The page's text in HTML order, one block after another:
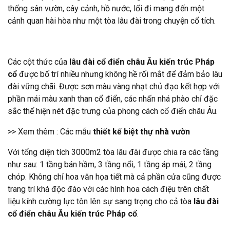
thống sân vườn, cây cảnh, hồ nước, lối đi mang đến một
cảnh quan hài hòa như một tòa lâu đài trong chuyện cổ tích.
Các cột thức của lâu đài cổ điển châu Âu kiến trúc Pháp
cổ được bố trí nhiều nhưng không hề rối mắt để đảm bảo lâu
đài vững chãi. Được sơn màu vàng nhạt chủ đạo kết hợp với
phần mái màu xanh than cổ điển, các nhấn nhá phào chỉ đặc
sắc thể hiện nét đặc trưng của phong cách cổ điển châu Âu.
>> Xem thêm : Các mẫu thiết kế biệt thự nhà vườn
Với tổng diện tích 3000m2 tòa lâu đài được chia ra các tầng
như sau: 1 tầng bán hầm, 3 tầng nổi, 1 tầng áp mái, 2 tầng
chóp. Không chỉ hoa văn họa tiết mà cả phần cửa cũng được
trang trí khá độc đáo với các hình hoa cách điệu trên chất
liệu kính cường lực tôn lên sự sang trọng cho cả tòa lâu đài
cổ điển châu Âu kiến trúc Pháp cổ.